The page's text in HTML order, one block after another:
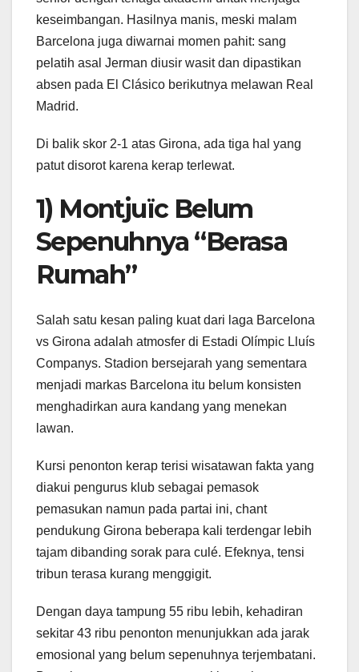
keseimbangan. Hasilnya manis, meski malam
Barcelona juga diwarnai momen pahit: sang
pelatih asal Jerman diusir wasit dan dipastikan
absen pada El Clásico berikutnya melawan Real
Madrid.
Di balik skor 2-1 atas Girona, ada tiga hal yang
patut disorot karena kerap terlewat.
1) Montjuïc Belum
Sepenuhnya “Berasa
Rumah”
Salah satu kesan paling kuat dari laga Barcelona
vs Girona adalah atmosfer di Estadi Olímpic Lluís
Companys. Stadion bersejarah yang sementara
menjadi markas Barcelona itu belum konsisten
menghadirkan aura kandang yang menekan
lawan.
Kursi penonton kerap terisi wisatawan fakta yang
diakui pengurus klub sebagai pemasok
pemasukan namun pada partai ini, chant
pendukung Girona beberapa kali terdengar lebih
tajam dibanding sorak para culé. Efeknya, tensi
tribun terasa kurang menggigit.
Dengan daya tampung 55 ribu lebih, kehadiran
sekitar 43 ribu penonton menunjukkan ada jarak
emosional yang belum sepenuhnya terjembatani.